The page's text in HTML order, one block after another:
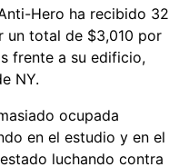
Hero ha recibido 32
un total de $3,010 por
frente a su edificio,
NY.
ocupada
en el estudio y en el
luchando contra